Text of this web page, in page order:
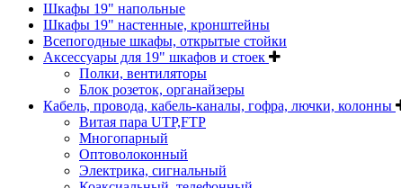
Шкафы 19" напольные
Шкафы 19" настенные, кронштейны
Всепогодные шкафы, открытые стойки
Аксессуары для 19" шкафов и стоек
Полки, вентиляторы
Блок розеток, органайзеры
Кабель, провода, кабель-каналы, гофра, лючки, колонны
Витая пара UTP,FTP
Многопарный
Оптоволоконный
Электрика, сигнальный